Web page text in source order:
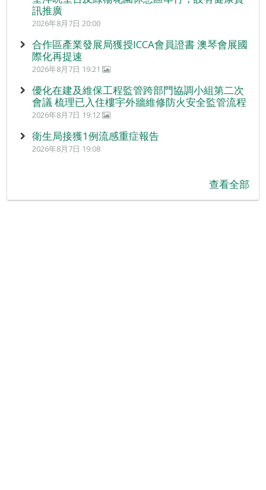
訊推廣
2026年8月7日 20:00
合作區產業發展局獲授ICCA會員證書 澳琴會展國
際化再提速
2026年8月7日 19:21
優化在建及維保工程監管跨部門協調小組第二次
會議 梳理已入住樓宇外牆維修防火安全監管流程
2026年8月7日 19:12
衛生局接獲1例流感重症報告
2026年8月7日 19:08
查看全部